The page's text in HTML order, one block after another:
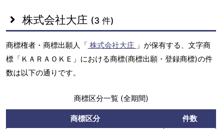
株式会社大庄 (3 件)
商標権者・商標出願人「 株式会社大庄 」が保有する、文字商
標「ＫＡＲＡＯＫＥ」における商標(商標出願・登録商標)の件
数は以下の通りです。
商標区分一覧 (全期間)
商標区分
件数